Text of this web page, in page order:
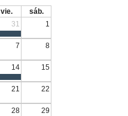
vie.
sáb.
31 1
7 8
14 15
21 22
28 29